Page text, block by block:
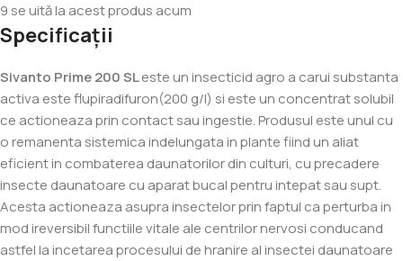
9 se uită la acest produs acum
Specificații
Sivanto Prime 200 SLeste un insecticid agro a carui substanta
activa este flupiradifuron(200 g/l) si este un concentrat solubil
ce actioneaza prin contact sau ingestie. Produsul este unul cu
o remanenta sistemica indelungata in plante fiind un aliat
eficient in combaterea daunatorilor din culturi, cu precadere
insecte daunatoare cu aparat bucal pentru intepat sau supt.
Acesta actioneaza asupra insectelor prin faptul ca perturba in
mod ireversibil functiile vitale ale centrilor nervosi conducand
astfel la incetarea procesului de hranire al insectei daunatoare